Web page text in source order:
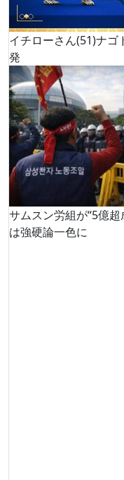
イチローさん(51)ナゴ
発
サムスン労組が“5億
は強硬論一色に